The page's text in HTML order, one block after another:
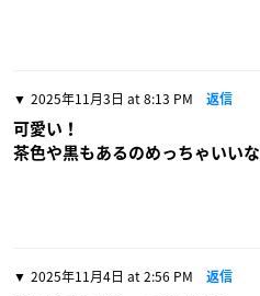
2025年11月3日 at 8:13 PM 返信
可愛い！
茶色や黒もあるのめっちゃいいな
2025年11月4日 at 2:56 PM 返信